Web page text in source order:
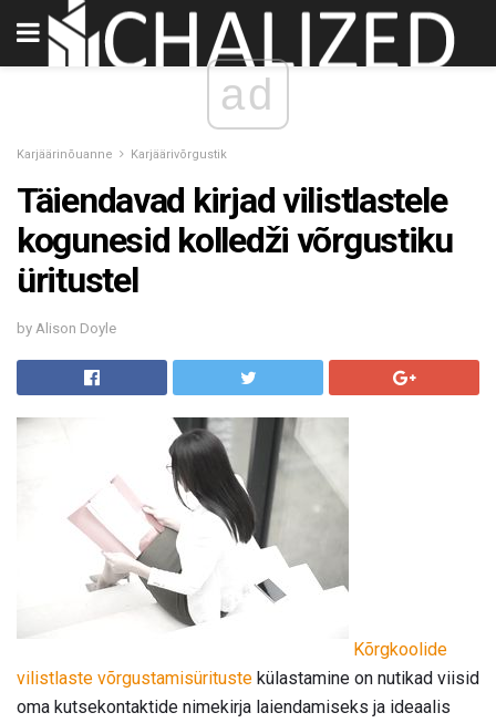
ad
Karjäärinõuanne Karjäärivõrgustik
Täiendavad kirjad vilistlastele
kogunesid kolledži võrgustiku
üritustel
by Alison Doyle
Kõrgkoolide
vilistlaste võrgustamisürituste külastamine on nutikad viisid
oma kutsekontaktide nimekirja laiendamiseks ja ideaalis